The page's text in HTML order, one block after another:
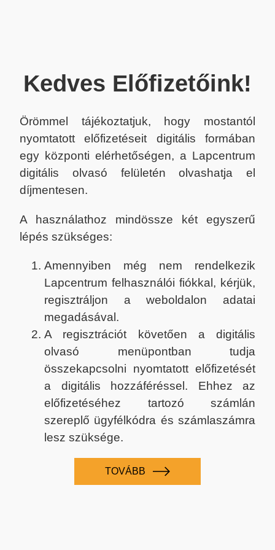
Kedves Előfizetőink!
Örömmel tájékoztatjuk, hogy mostantól
nyomtatott előfizetéseit digitális formában
egy központi elérhetőségen, a Lapcentrum
digitális olvasó felületén olvashatja el
díjmentesen.
A használathoz mindössze két egyszerű
lépés szükséges:
Amennyiben még nem rendelkezik
Lapcentrum felhasználói fiókkal, kérjük,
regisztráljon a weboldalon adatai
megadásával.
A regisztrációt követően a digitális
olvasó menüpontban tudja
összekapcsolni nyomtatott előfizetését
a digitális hozzáféréssel. Ehhez az
előfizetéséhez tartozó számlán
szereplő ügyfélkódra és számlaszámra
lesz szüksége.
TOVÁBB